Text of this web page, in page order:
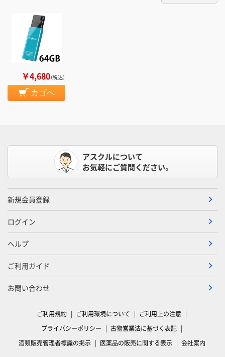
￥4,680（税込）
カゴへ
アスクルについて
お気軽にご質問ください。
新規会員登録
ログイン
ヘルプ
ご利用ガイド
お問い合わせ
ご利用規約 ご利用環境について
ご利用上の注意
プライバシーポリシー
古物営業法に基づく表記
酒類販売管理者標識の掲示
医薬品の販売に関する表示 会社案内